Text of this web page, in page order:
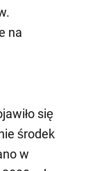
na
się
środek
w